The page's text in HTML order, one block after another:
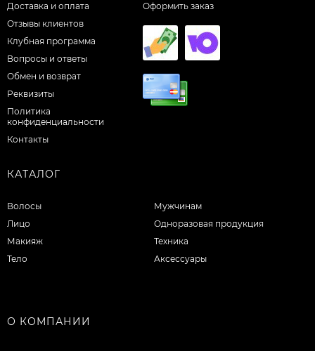
Доставка и оплата
Отзывы клиентов
Клубная программа
Вопросы и ответы
Обмен и возврат
Реквизиты
Политика
конфиденциальности
Контакты
Оформить заказ
КАТАЛОГ
Волосы
Лицо
Макияж
Тело
Мужчинам
Одноразовая продукция
Техника
Аксессуары
О КОМПАНИИ